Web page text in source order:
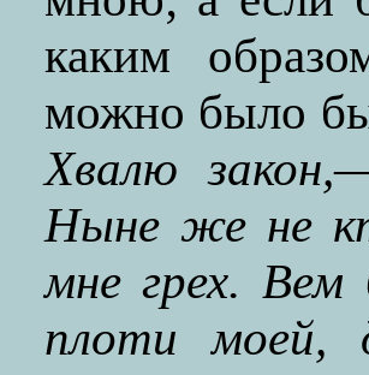
каким
можно было бы
Хвалю
Ныне же не
мне грех.
плоти моей,